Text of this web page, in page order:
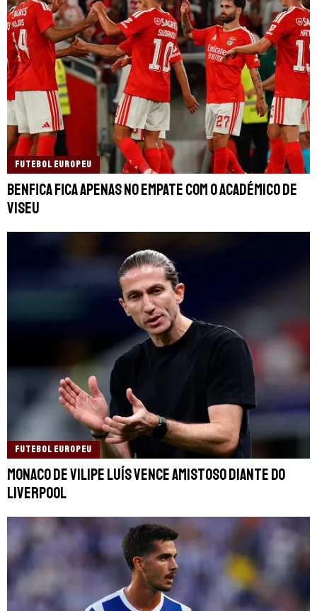
FUTEBOL EUROPEU
Benfica fica apenas no empate com o Académico de
Viseu
FUTEBOL EUROPEU
Monaco de Vilipe Luís vence amistoso diante do
Liverpool